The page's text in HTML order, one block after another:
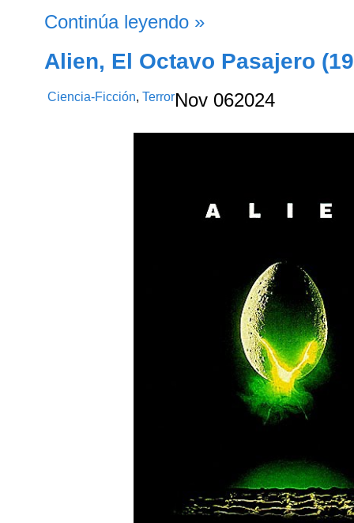
Continúa leyendo »
Alien, El Octavo Pasajero
Ciencia-Ficción,TerrorNov 062024